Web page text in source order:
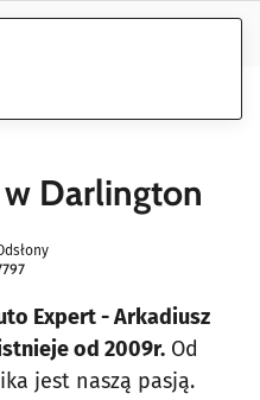
Darlington
Expert - Arkadiusz
od 2009r. Od
jest naszą pasją.